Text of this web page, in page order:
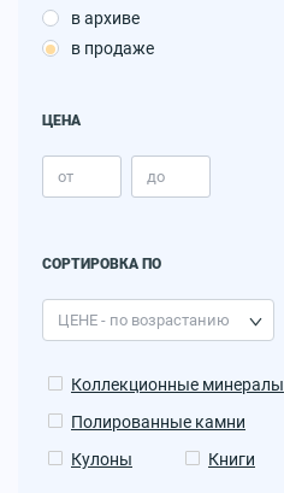
в архиве
в продаже
ЦЕНА
СОРТИРОВКА ПО
Коллекционные минералы
Полированные камни
Кулоны
Книги